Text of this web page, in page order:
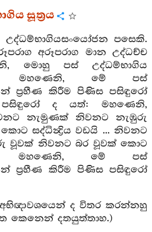
සූත්‍රය
උද්ධම්භාගියසංයෝජන පසෙකි.
අරූපරාග මාන උද්ධච්ච
මොහු පස් උද්ධම්භාගිය
මහණෙනි, මේ පස්
ප්‍රහීණ කිරීම පිණිස පසිඳුරෝ
පසිඳුරෝ ද යත්: මහණෙනි,
නැමුණක් නිවනට නැඹුරු
සද්ධින්‍ද්‍රිය වඩයි ... නිවනට
වූවක් නිවනට බර වූවක් කොට
මහණෙනි, මේ පස්
ප්‍රහීණ කිරීම පිණිස පසිඳුරෝ
ද විතර කරන්නහු
කෙනෙන් දතයුත්තාහ.)